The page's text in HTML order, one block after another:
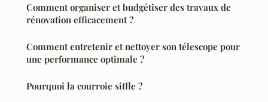
Comment organiser et budgétiser des travaux de
rénovation efficacement ?
Comment entretenir et nettoyer son télescope pour
une performance optimale ?
Pourquoi la courroie siffle ?